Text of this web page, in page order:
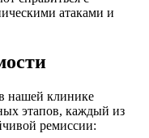
атаками и
нашей клинике
этапов, каждый из
ремиссии: